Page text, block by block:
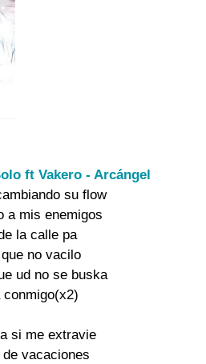
ft Vakero - Arcángel
su flow
a mis enemigos
la calle pa
no vacilo
ud no se buska
conmigo(x2)
si me extravie
vacaciones